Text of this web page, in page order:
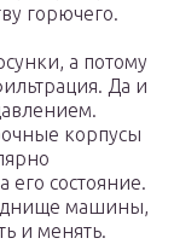
горючего.
а потому
Да и
корпусы
его состояние.
днище машины,
и менять.